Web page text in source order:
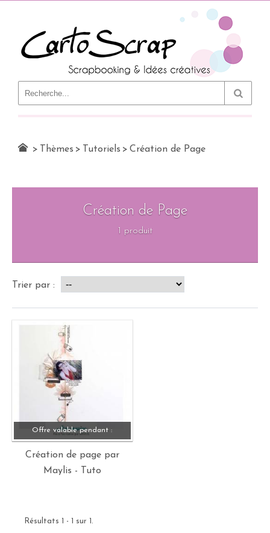
> Thèmes > Tutoriels > Création de Page
Création de Page
1 produit
Trier par :
Offre valable pendant :
Création de page par
Maylis - Tuto
Résultats 1 - 1 sur 1.